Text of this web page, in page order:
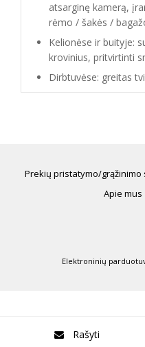
atsarginę kamerą,
rėmo / šakės /
Kelionėse ir buityje:
krovinius, pritvirtinti
Dirbtuvėse: greitas
Prekių pristatymo/grąžinimo
Apie mus
Elektroninių
Rašyti